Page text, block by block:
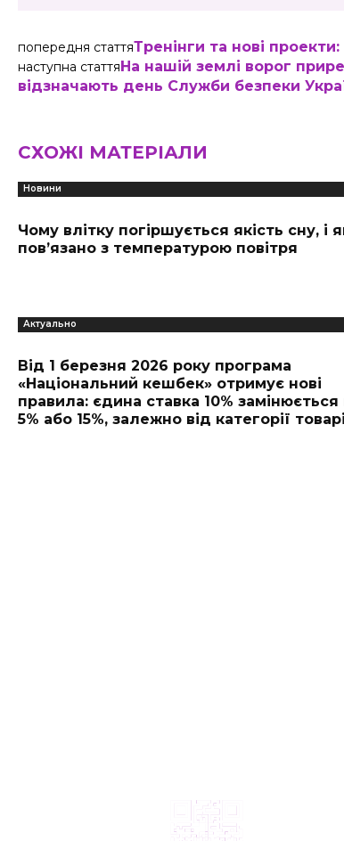
попередня статтяТренінги та нові
наступна статтяНа нашій землі ворог
відзначають день Служби безпеки
СХОЖІ МАТЕРІАЛИ
Новини
Чому влітку погіршується якість сну, і
пов’язано з температурою повітря
Актуально
Від 1 березня 2026 року програма
«Національний кешбек» отримує нові
правила: єдина ставка 10% замінюється
5% або 15%, залежно від категорії